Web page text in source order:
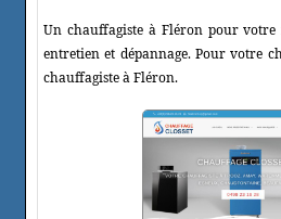
Un chauffagiste à Fléron pour
entretien et dépannage. Pour votre
chauffagiste à Fléron.